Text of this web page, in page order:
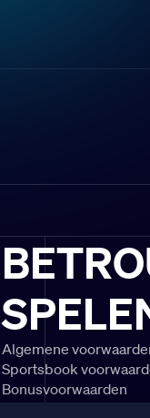
Algemene
Sportsbook
Bonusvoorwaarden
Speel Verantwoord